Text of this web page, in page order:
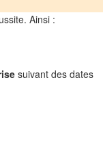
Ainsi :
suivant des dates